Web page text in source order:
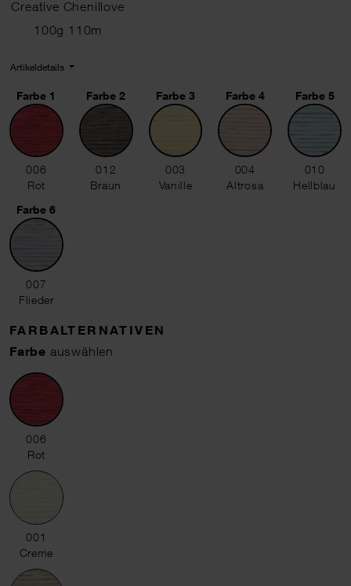
Creative Chenillove
100g 110m
Artikeldetails
Farbe 1
006 Rot
006
Rot
Farbe 2
012 Braun
012
Braun
Farbe 3
003 Vanille
003
Vanille
Farbe 4
004 Altrosa
004
Altrosa
Farbe 5
010010
Hellblau
Farbe 6
007 Flieder
007
Flieder
FARBALTERNATIVEN
Farbe auswählen
006 Rot
006
Rot
001 Creme
001
Creme